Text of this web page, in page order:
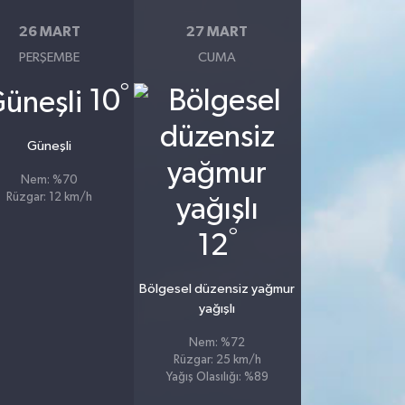
26 MART
PERŞEMBE
10°
Güneşli
Nem: %70
Rüzgar: 12 km/h
27 MART
CUMA
12°
Bölgesel düzensiz yağmur
yağışlı
Nem: %72
Rüzgar: 25 km/h
Yağış Olasılığı: %89